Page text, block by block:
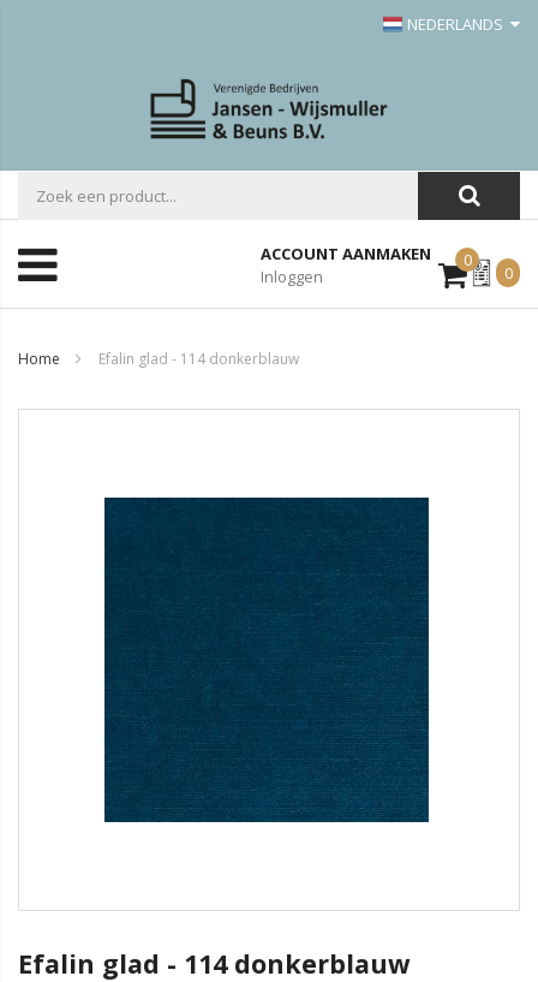
NEDERLANDS
ACCOUNT AANMAKEN
Inloggen
0Mijn
Offerte
0
Home Efalin glad - 114 donkerblauw
Efalin glad - 114 donkerblauw